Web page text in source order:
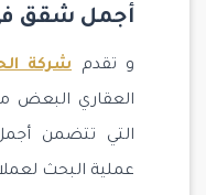
أجمل شقق
و تقدم شركة
العقاري البعض
التي تتضمن
عملية البحث